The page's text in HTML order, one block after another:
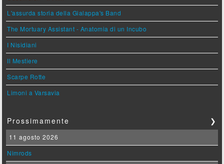
L'assurda storia della Gialappa's Band
The Mortuary Assistant - Anatomia di un Incubo
I Nisidiani
Il Mestiere
Scarpe Rotte
Limoni a Varsavia
Prossimamente ❯
11 agosto 2026
Nimrods